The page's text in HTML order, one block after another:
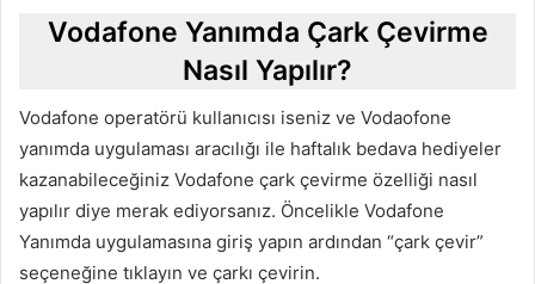
Vodafone Yanımda Çark Çevirme
Nasıl Yapılır?
Vodafone operatörü kullanıcısı iseniz ve Vodaofone
yanımda uygulaması aracılığı ile haftalık bedava hediyeler
kazanabileceğiniz Vodafone çark çevirme özelliği nasıl
yapılır diye merak ediyorsanız. Öncelikle Vodafone
Yanımda uygulamasına giriş yapın ardından “çark çevir”
seçeneğine tıklayın ve çarkı çevirin.